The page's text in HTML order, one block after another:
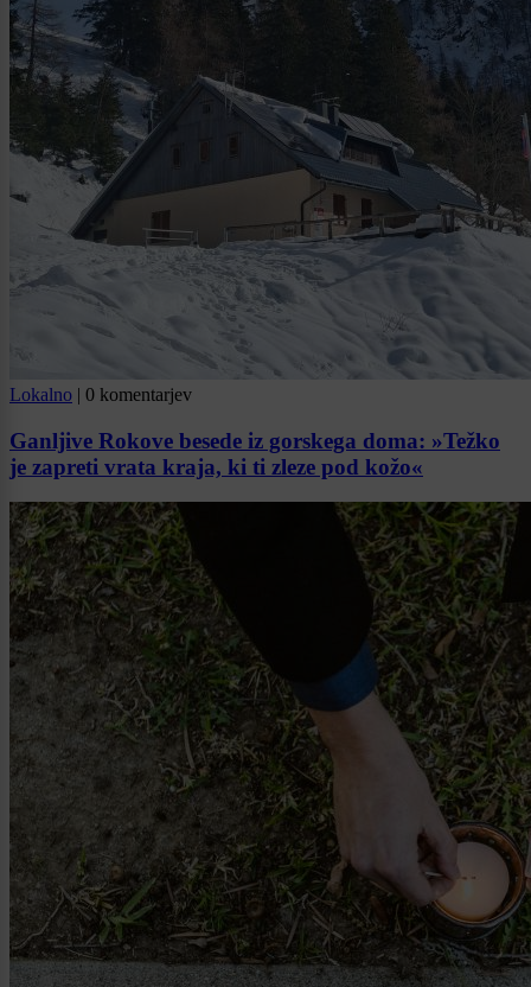
Lokalno | 0 komentarjev
Ganljive Rokove besede iz gorskega doma: »Težko
je zapreti vrata kraja, ki ti zleze pod kožo«